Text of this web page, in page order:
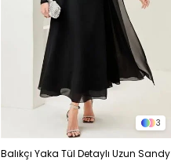
3
Balıkçı Yaka Tül Detaylı Uzun Sandy